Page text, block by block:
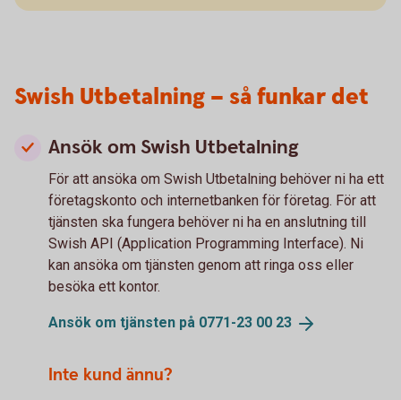
Swish Utbetalning – så funkar det
Ansök om Swish Utbetalning
För att ansöka om Swish Utbetalning behöver ni ha ett
företagskonto och internetbanken för företag. För att
tjänsten ska fungera behöver ni ha en anslutning till
Swish API (Application Programming Interface). Ni
kan ansöka om tjänsten genom att ringa oss eller
besöka ett kontor.
Ansök om tjänsten på 0771-23 00 23
Inte kund ännu?